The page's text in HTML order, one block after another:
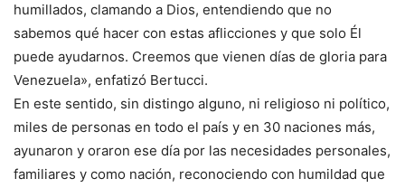
humillados, clamando a Dios, entendiendo que no
sabemos qué hacer con estas aflicciones y que solo Él
puede ayudarnos. Creemos que vienen días de gloria para
Venezuela», enfatizó Bertucci.
En este sentido, sin distingo alguno, ni religioso ni político,
miles de personas en todo el país y en 30 naciones más,
ayunaron y oraron ese día por las necesidades personales,
familiares y como nación, reconociendo con humildad que